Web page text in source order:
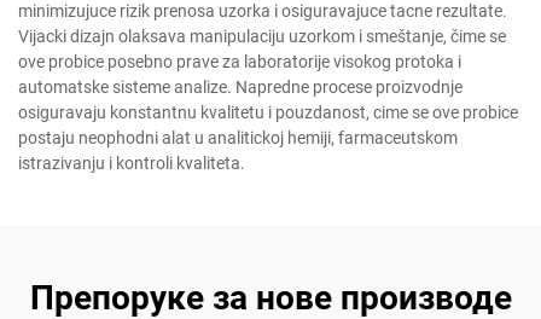
minimizujuce rizik prenosa uzorka i osiguravajuce tacne rezultate.
Vijacki dizajn olaksava manipulaciju uzorkom i smeštanje, čime se
ove probice posebno prave za laboratorije visokog protoka i
automatske sisteme analize. Napredne procese proizvodnje
osiguravaju konstantnu kvalitetu i pouzdanost, cime se ove probice
postaju neophodni alat u analitickoj hemiji, farmaceutskom
istrazivanju i kontroli kvaliteta.
Препоруке за нове производе